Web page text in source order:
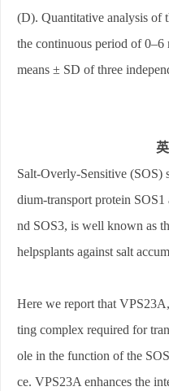
(D). Quantitative analysis of
the continuous period of
means ± SD of three
Salt-Overly-Sensitive (SOS)
dium-transport protein
nd SOS3, is well known as
helpsplants against salt
Here we report that
ting complex required for
ole in the function of the
ce. VPS23A enhances the